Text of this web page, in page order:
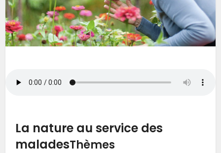
La nature au service des
maladesThèmes